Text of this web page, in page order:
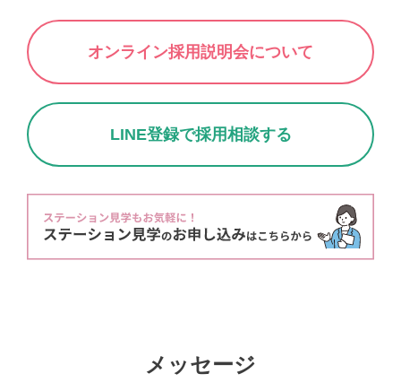
オンライン採用説明会について
LINE登録で採用相談する
メッセージ